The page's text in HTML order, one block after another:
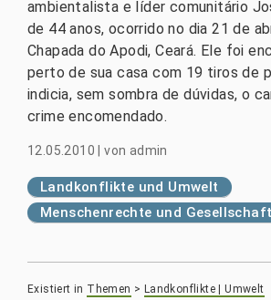
ambientalista e líder comunitário
de 44 anos, ocorrido no dia 21 de
Chapada do Apodi, Ceará. Ele foi
perto de sua casa com 19 tiros de
indicia, sem sombra de dúvidas, o
crime encomendado.
12.05.2010 |von admin
Landkonflikte und Umwelt
Menschenrechte und Gesellschaft
Existiert in Themen > Landkonflikte | Umwelt